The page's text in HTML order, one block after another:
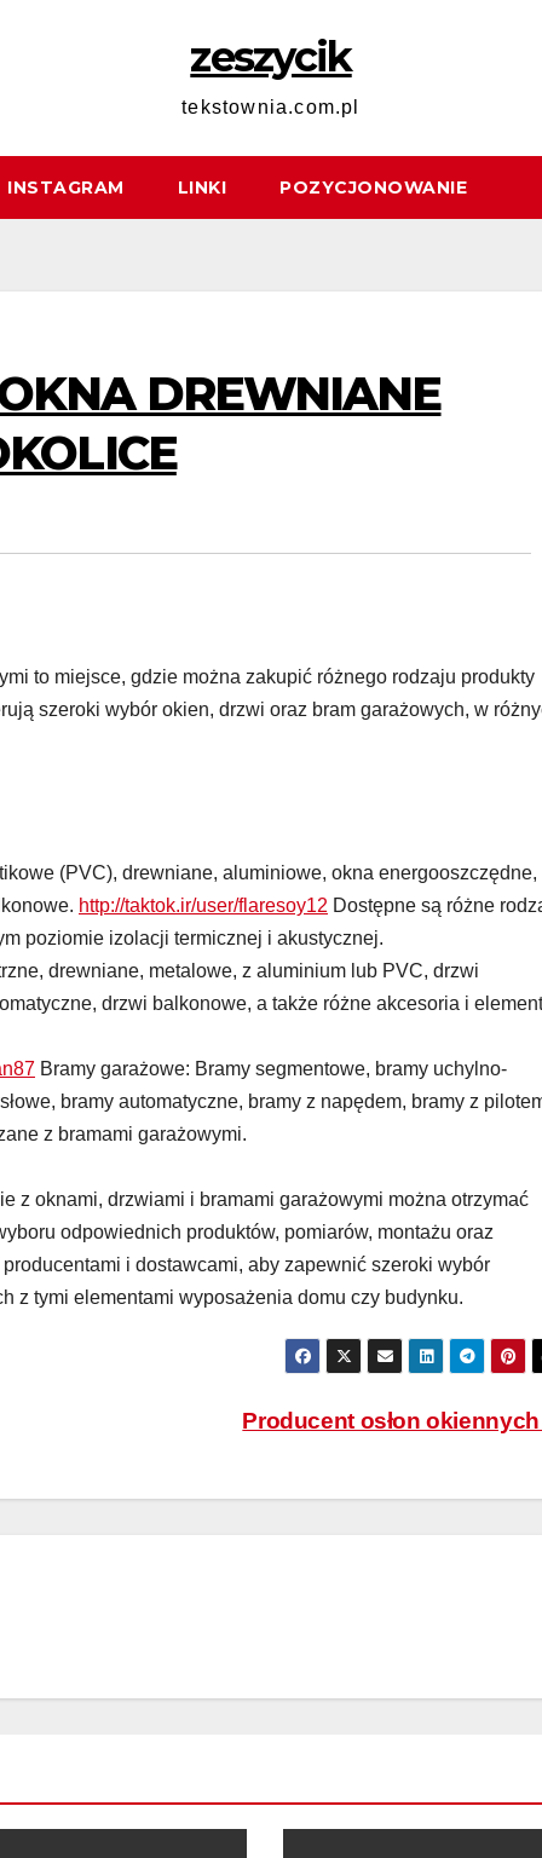
zeszycik
tekstownia.com.pl
INSTAGRAM LINKI POZYCJONOWANIE
DREWNIANE
to miejsce, gdzie można zakupić różnego rodzaju produkty
szeroki wybór okien, drzwi oraz bram garażowych, w
(PVC), drewniane, aluminiowe, okna energooszczędne,
http://taktok.ir/user/flaresoy12 Dostępne są różne
poziomie izolacji termicznej i akustycznej.
drewniane, metalowe, z aluminium lub PVC, drzwi
drzwi balkonowe, a także różne akcesoria i
Bramy garażowe: Bramy segmentowe, bramy uchylno-
bramy automatyczne, bramy z napędem, bramy z
z bramami garażowymi.
z oknami, drzwiami i bramami garażowymi można otrzymać
odpowiednich produktów, pomiarów, montażu oraz
i dostawcami, aby zapewnić szeroki wybór
z tymi elementami wyposażenia domu czy budynku.
Producent osłon